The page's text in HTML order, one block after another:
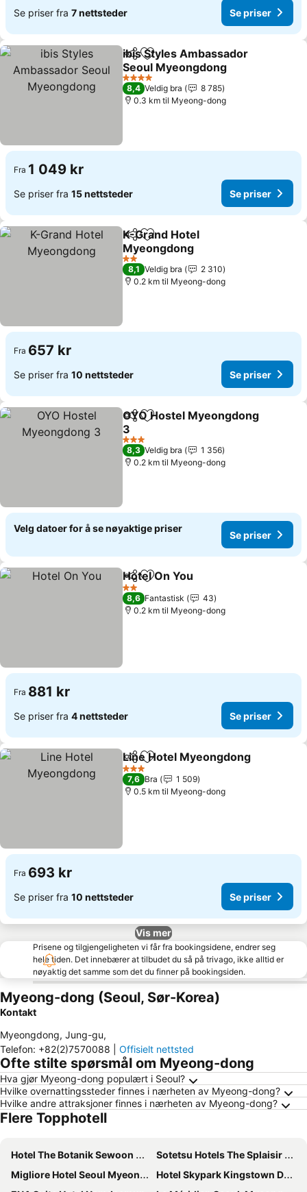
Se priser fra 7 nettsteder Se priser
Del Legg til i favoritter
ibis Styles Ambassador
Seoul Myeongdong
Se priser
4 Stjerner
8,4 Veldig bra
8 785
0.3 km til Myeong-dong
Fra 1 049 kr
Se priser fra 15 nettsteder Se priser
Del Legg til i favoritter
K-Grand Hotel
Myeongdong
Se priser
2 Stjerner
8,1 Veldig bra
2 310
0.2 km til Myeong-dong
Fra 657 kr
Se priser fra 10 nettsteder Se priser
Del Legg til i favoritter
OYO Hostel Myeongdong
3
Se priser
3 Stjerner
8,3 Veldig bra
1 356
0.2 km til Myeong-dong
Velg datoer for å se nøyaktige priser
Se priser
Del Legg til i favoritter
Hotel On You
2 Stjerner
8,6 Fantastisk
43
0.2 km til Myeong-dong
Fra 881 kr
Se priser fra 4 nettsteder Se priser
Del Legg til i favoritter
Line Hotel Myeongdong
3 Stjerner
7,6 Bra
1 509
0.5 km til Myeong-dong
Fra 693 kr
Se priser fra 10 nettsteder Se priser
Vis mer
Prisene og tilgjengeligheten vi får fra bookingsidene, endrer seg
hele tiden. Det innebærer at tilbudet du så på trivago, ikke alltid er
nøyaktig det samme som det du finner på bookingsiden.
Myeong-dong (Seoul, Sør-Korea)
Kontakt
Myeongdong, Jung-gu,
Telefon: +82(2)7570088 Offisielt nettsted
Ofte stilte spørsmål om Myeong-dong
Hva gjør Myeong-dong populært i Seoul?
Hvilke overnattingssteder finnes i nærheten av Myeong-dong?
Hvilke andre attraksjoner finnes i nærheten av Myeong-dong?
Flere Topphotell
Hotel The Botanik Sewoon Myeongdong
Sotetsu Hotels The Splaisir Seoul Myeongdong
Migliore Hotel Seoul Myeongdong
Hotel Skypark Kingstown Dongdaemun